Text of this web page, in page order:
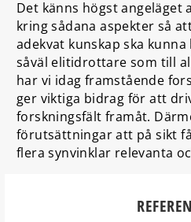
Det känns högst angeläget
kring sådana aspekter så
adekvat kunskap ska
såväl elitidrottare som till
har vi idag framstående
ger viktiga bidrag för att
forskningsfält framåt.
förutsättningar att på sikt
flera synvinklar relevanta